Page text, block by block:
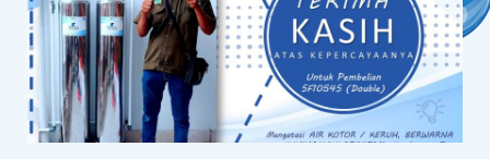
TENTANG KAMI
ARTIKEL
HUBUNGI KAMI